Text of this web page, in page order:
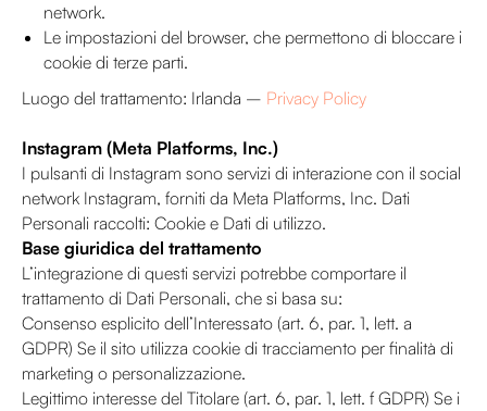
network.
Le impostazioni del browser, che permettono di bloccare i
cookie di terze parti.
Luogo del trattamento: Irlanda – Privacy Policy
Instagram (Meta Platforms, Inc.)
I pulsanti di Instagram sono servizi di interazione con il social
network Instagram, forniti da Meta Platforms, Inc. Dati
Personali raccolti: Cookie e Dati di utilizzo.
Base giuridica del trattamento
L’integrazione di questi servizi potrebbe comportare il
trattamento di Dati Personali, che si basa su:
Consenso esplicito dell’Interessato (art. 6, par. 1, lett. a
GDPR) Se il sito utilizza cookie di tracciamento per finalità di
marketing o personalizzazione.
Legittimo interesse del Titolare (art. 6, par. 1, lett. f GDPR) Se i